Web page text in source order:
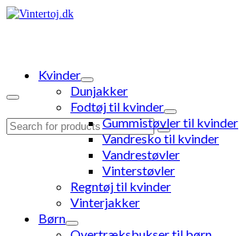
Search
Kvinder
Dunjakker
Fodtøj til kvinder
Gummistøvler til kvinder
Vandresko til kvinder
Vandrestøvler
Vinterstøvler
Regntøj til kvinder
Vinterjakker
Børn